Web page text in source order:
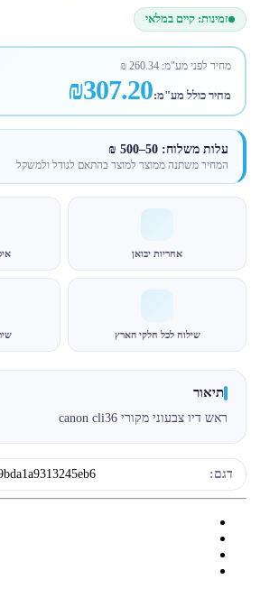
זמינות: קיים במלאי
מחיר לפני מע"מ:260.34
₪
מחיר כולל מע"מ:₪307.20
עלות משלוח: 50–500 ₪
המחיר משתנה ממוצר למוצר בהתאם לגודל ולמשקל
אחריות יבואן
שילוח לכל חלקי הארץ
תיאור
ראש דיו צבעוני מקורי canon cli36
דגם: